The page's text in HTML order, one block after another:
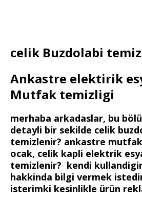
celik Buzdolabi
Ankastre elektirik
Mutfak temizligi
merhaba arkadaslar, bu
detayli bir sekilde celik
temizlenir? ankastre
ocak, celik kapli elektrik
temizlenir? kendi
hakkinda bilgi vermek
isterimki kesinlikle ürün